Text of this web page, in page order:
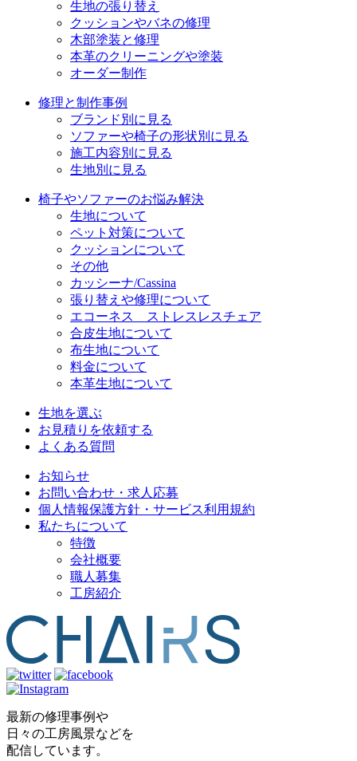
生地の張り替え
クッションやバネの修理
木部塗装と修理
本革のクリーニングや塗装
オーダー制作
修理と制作事例
ブランド別に見る
ソファーや椅子の形状別に見る
施工内容別に見る
生地別に見る
椅子やソファーのお悩み解決
生地について
ペット対策について
クッションについて
その他
カッシーナ/Cassina
張り替えや修理について
エコーネス ストレスレスチェア
合皮生地について
布生地について
料金について
本革生地について
生地を選ぶ
お見積りを依頼する
よくある質問
お知らせ
お問い合わせ・求人応募
個人情報保護方針・サービス利用規約
私たちについて
特徴
会社概要
職人募集
工房紹介
最新の修理事例や
日々の工房風景などを
配信しています。